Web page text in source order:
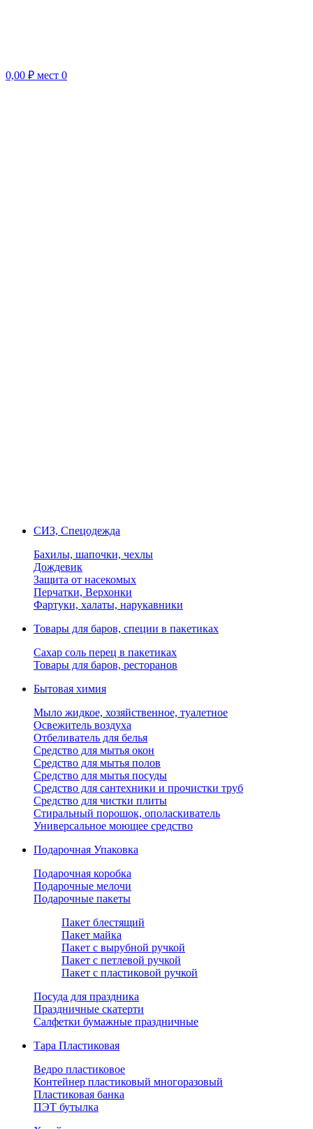
0,00 ₽ мест 0
СИЗ, Спецодежда
Бахилы, шапочки, чехлы
Дождевик
Защита от насекомых
Перчатки, Верхонки
Фартуки, халаты, нарукавники
Товары для баров, специи в пакетиках
Сахар соль перец в пакетиках
Товары для баров, ресторанов
Бытовая химия
Мыло жидкое, хозяйственное, туалетное
Освежитель воздуха
Отбеливатель для белья
Средство для мытья окон
Средство для мытья полов
Средство для мытья посуды
Средство для сантехники и прочистки труб
Средство для чистки плиты
Стиральный порошок, ополаскиватель
Универсальное моющее средство
Подарочная Упаковка
Подарочная коробка
Подарочные мелочи
Подарочные пакеты
Пакет блестящий
Пакет майка
Пакет с вырубной ручкой
Пакет с петлевой ручкой
Пакет с пластиковой ручкой
Посуда для праздника
Праздничные скатерти
Салфетки бумажные праздничные
Тара Пластиковая
Ведро пластиковое
Контейнер пластиковый многоразовый
Пластиковая банка
ПЭТ бутылка